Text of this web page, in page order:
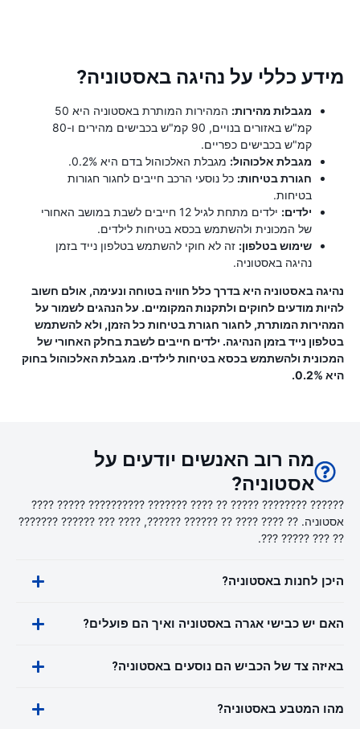
מידע כללי על נהיגה באסטוניה?
מגבלות מהירות:
המהירות המותרת באסטוניה היא 50
קמ"ש באזורים בנויים, 90 קמ"ש בכבישים מהירים ו-80
קמ"ש בכבישים כפריים.
מגבלת אלכוהול: מגבלת האלכוהול בדם היא 0.2%.
חגורת בטיחות: כל נוסעי הרכב חייבים לחגור חגורות
בטיחות.
ילדים:
ילדים מתחת לגיל 12 חייבים לשבת במושב האחורי
של המכונית ולהשתמש בכסא בטיחות לילדים.
שימוש בטלפון: זה לא חוקי להשתמש בטלפון נייד בזמן
נהיגה באסטוניה.
נהיגה באסטוניה היא בדרך כלל חוויה בטוחה ונעימה, אולם חשוב
להיות מודעים לחוקים ולתקנות המקומיים. על הנהגים לשמור על
המהירות המותרת, לחגור חגורת בטיחות כל הזמן, ולא להשתמש
בטלפון נייד בזמן הנהיגה. ילדים חייבים לשבת בחלק האחורי של
המכונית ולהשתמש בכסא בטיחות לילדים. מגבלת האלכוהול בחוק
היא 0.2%.
מה רוב האנשים יודעים על
אסטוניה?
?????? ???????? ????? ?? ???? ??????? ?????????? ????? ????
אסטוניה. ?? ???? ???? ?? ?????? ??????, ???? ??? ?????? ???????
?? ??? ????? ???.
היכן לחנות באסטוניה?
האם יש כבישי אגרה באסטוניה ואיך הם פועלים?
באיזה צד של הכביש הם נוסעים באסטוניה?
מהו המטבע באסטוניה?